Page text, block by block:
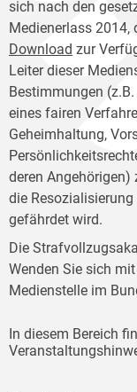
sich nach den
Medienerlass 2014,
Download zur
Leiter dieser
Bestimmungen
eines fairen
Geheimhaltung,
deren
die
gefährdet wird.
Die
Wenden Sie sich
Medienstelle im
In diesem Bereich